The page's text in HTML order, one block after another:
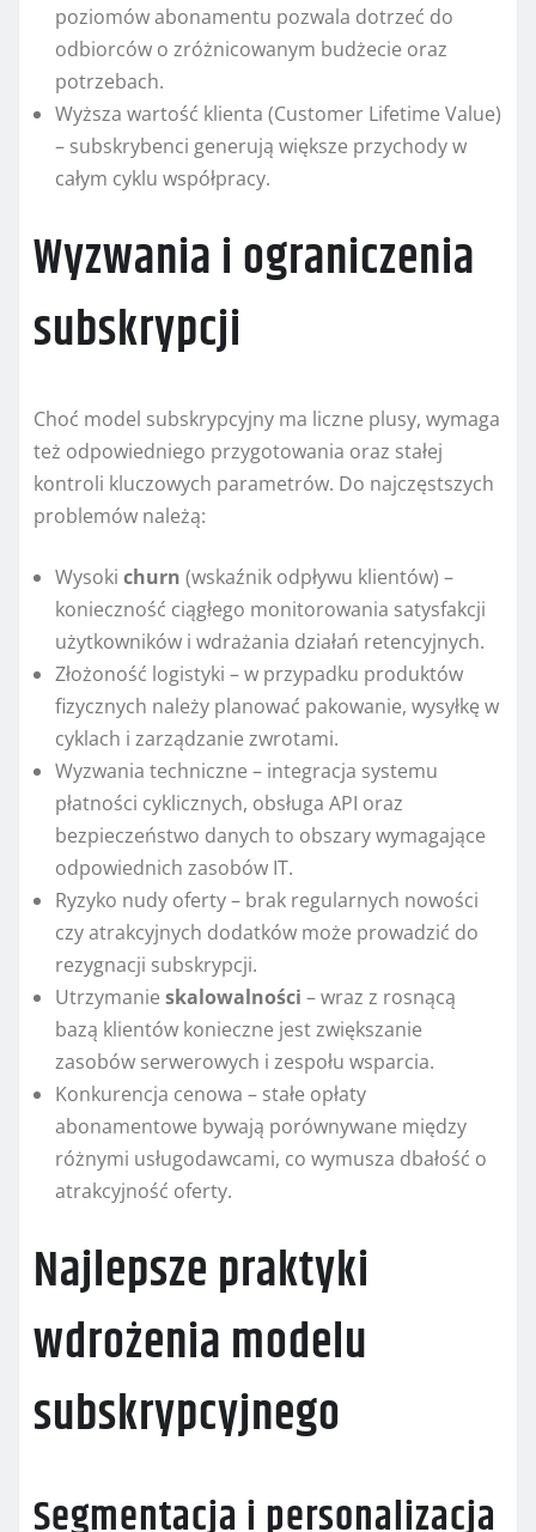
poziomów abonamentu pozwala dotrzeć do
odbiorców o zróżnicowanym budżecie oraz
potrzebach.
Wyższa wartość klienta (Customer Lifetime Value)
– subskrybenci generują większe przychody w
całym cyklu współpracy.
Wyzwania i ograniczenia
subskrypcji
Choć model subskrypcyjny ma liczne plusy, wymaga
też odpowiedniego przygotowania oraz stałej
kontroli kluczowych parametrów. Do najczęstszych
problemów należą:
Wysoki churn (wskaźnik odpływu klientów) –
konieczność ciągłego monitorowania satysfakcji
użytkowników i wdrażania działań retencyjnych.
Złożoność logistyki – w przypadku produktów
fizycznych należy planować pakowanie, wysyłkę w
cyklach i zarządzanie zwrotami.
Wyzwania techniczne – integracja systemu
płatności cyklicznych, obsługa API oraz
bezpieczeństwo danych to obszary wymagające
odpowiednich zasobów IT.
Ryzyko nudy oferty – brak regularnych nowości
czy atrakcyjnych dodatków może prowadzić do
rezygnacji subskrypcji.
Utrzymanie skalowalności – wraz z rosnącą
bazą klientów konieczne jest zwiększanie
zasobów serwerowych i zespołu wsparcia.
Konkurencja cenowa – stałe opłaty
abonamentowe bywają porównywane między
różnymi usługodawcami, co wymusza dbałość o
atrakcyjność oferty.
Najlepsze praktyki
wdrożenia modelu
subskrypcyjnego
Segmentacja i personalizacja